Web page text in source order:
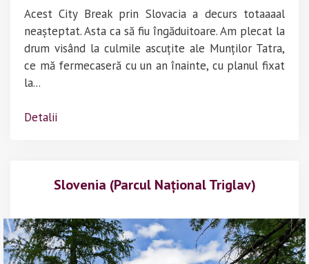
Acest City Break prin Slovacia a decurs totaaaal
neașteptat. Asta ca să fiu îngăduitoare. Am plecat la
drum visând la culmile ascuțite ale Munților Tatra,
ce mă fermecaseră cu un an înainte, cu planul fixat
la...
Detalii
Slovenia (Parcul Național Triglav)